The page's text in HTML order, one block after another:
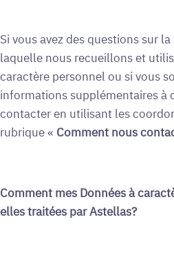
Si vous avez des questions sur
laquelle nous recueillons et
caractère personnel ou si vous
informations supplémentaires à
contacter en utilisant les
rubrique « Comment nous
Comment mes Données à
elles traitées par Astellas?